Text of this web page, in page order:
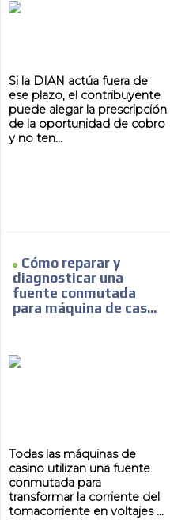
Si la DIAN actúa fuera de
ese plazo, el contribuyente
puede alegar la prescripción
de la oportunidad de cobro
y no ten...
Cómo reparar y
diagnosticar una
fuente conmutada
para máquina de cas...
Todas las máquinas de
casino utilizan una fuente
conmutada para
transformar la corriente del
tomacorriente en voltajes ...